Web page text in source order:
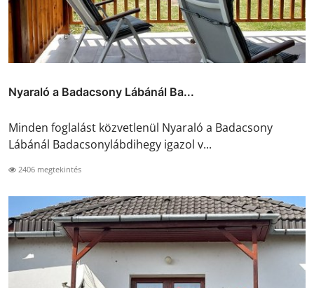
Nyaraló a Badacsony Lábánál Ba...
Minden foglalást közvetlenül Nyaraló a Badacsony
Lábánál Badacsonylábdihegy igazol v...
2406 megtekintés